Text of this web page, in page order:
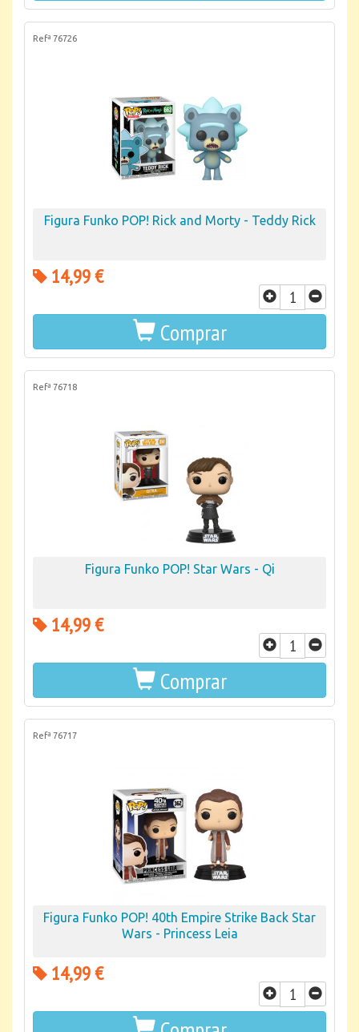
Refª 76726
Figura Funko POP! Rick and Morty - Teddy Rick
14,99 €
Comprar
Refª 76718
Figura Funko POP! Star Wars - Qi
14,99 €
Comprar
Refª 76717
Figura Funko POP! 40th Empire Strike Back Star
Wars - Princess Leia
14,99 €